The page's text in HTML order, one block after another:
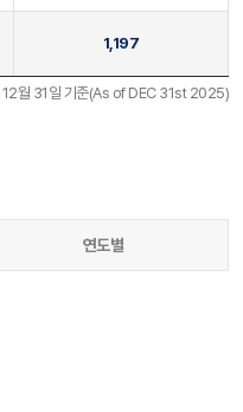
1,197
월 31일 기준(As of DEC 31st 2025)
연도별